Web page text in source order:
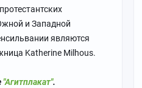
и Западной
являются
Katherine Milhous.
"Агитплакат".